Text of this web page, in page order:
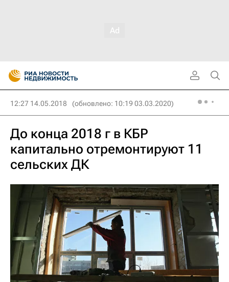
12:27 14.05.2018 (обновлено: 10:19 03.03.2020)
До конца 2018 г в КБР
капитально отремонтируют 11
сельских ДК